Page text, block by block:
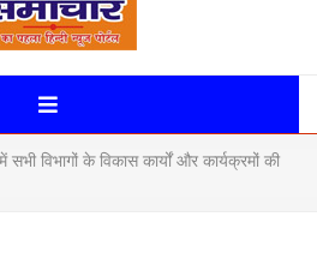
सभी विभागों के विकास कार्यों और कार्यक्रमों की